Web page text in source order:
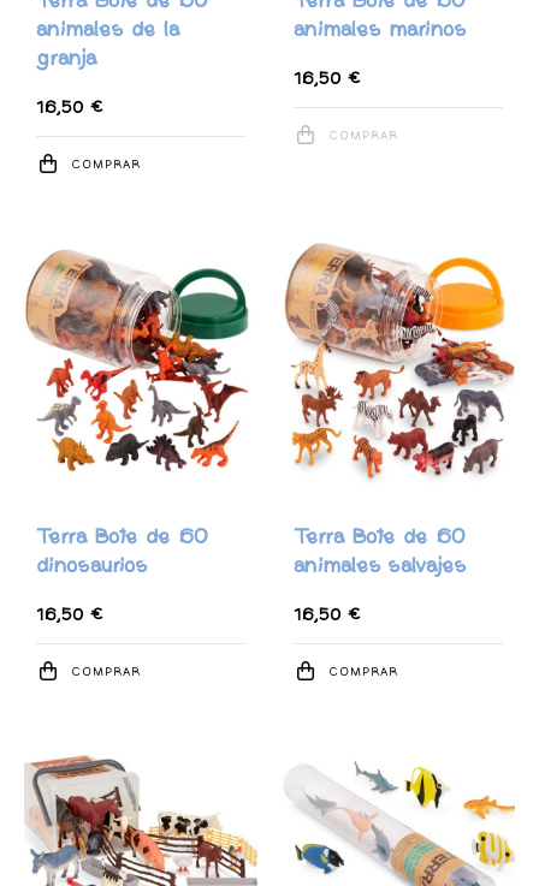
animales de la
granja
16,50 €
COMPRAR
animales marinos
16,50 €
COMPRAR
Terra Bote de 60
dinosaurios
16,50 €
COMPRAR
Terra Bote de 60
animales salvajes
16,50 €
COMPRAR